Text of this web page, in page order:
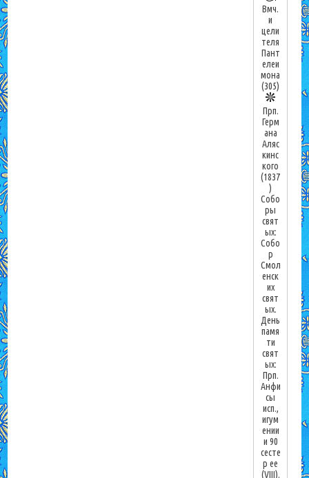
Вмч.
и
цели
теля
Пант
елеи
мона
(305)
Прп.
Герм
ана
Аляс
кинс
кого
(1837
)
Собо
ры
свят
ых:
Собо
р
Смол
енск
их
свят
ых.
День
памя
ти
свят
ых:
Прп.
Анфи
сы
исп.,
игум
ении
и 90
сесте
р ее
(VIII).